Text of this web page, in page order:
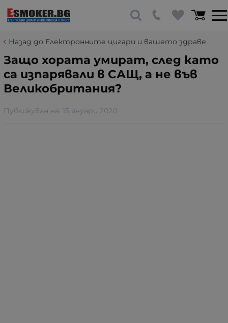
Назад до Електронните цигари и вашето здраве
Защо хората умират, след като
са изпарявали в САЩ, а не във
Великобритания?
Публикуван на: 15 януари 2020